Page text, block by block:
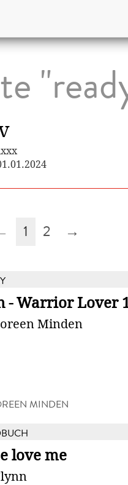
1 2 →
- Warrior Lover
Minden
MINDEN
love me